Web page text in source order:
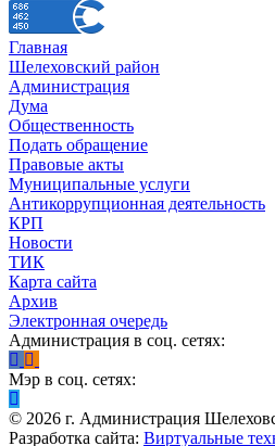
Главная
Шелеховский район
Администрация
Дума
Общественность
Подать обращение
Правовые акты
Муниципальные услуги
Антикоррупционная деятельность
КРП
Новости
ТИК
Карта сайта
Архив
Электронная очередь
Администрация в соц. сетях:
Мэр в соц. сетях:
© 2026 г. Администрация
Разработка сайта: Виртуальные